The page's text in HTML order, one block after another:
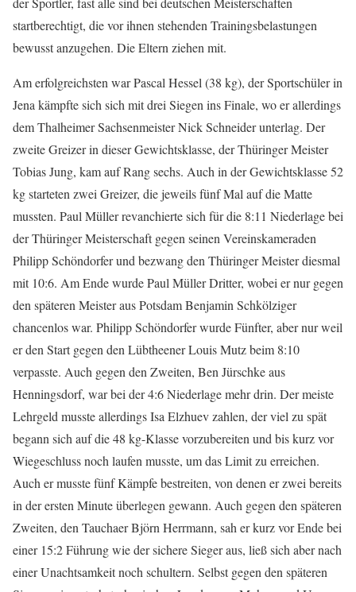
startberechtigt, die vor ihnen stehenden Trainingsbelastungen
bewusst anzugehen. Die Eltern ziehen mit.
Am erfolgreichsten war Pascal Hessel (38 kg), der Sportschüler in
Jena kämpfte sich sich mit drei Siegen ins Finale, wo er allerdings
dem Thalheimer Sachsenmeister Nick Schneider unterlag. Der
zweite Greizer in dieser Gewichtsklasse, der Thüringer Meister
Tobias Jung, kam auf Rang sechs. Auch in der Gewichtsklasse 52
kg starteten zwei Greizer, die jeweils fünf Mal auf die Matte
mussten. Paul Müller revanchierte sich für die 8:11 Niederlage bei
der Thüringer Meisterschaft gegen seinen Vereinskameraden
Philipp Schöndorfer und bezwang den Thüringer Meister diesmal
mit 10:6. Am Ende wurde Paul Müller Dritter, wobei er nur gegen
den späteren Meister aus Potsdam Benjamin Schkölziger
chancenlos war. Philipp Schöndorfer wurde Fünfter, aber nur weil
er den Start gegen den Lübtheener Louis Mutz beim 8:10
verpasste. Auch gegen den Zweiten, Ben Jürschke aus
Henningsdorf, war bei der 4:6 Niederlage mehr drin. Der meiste
Lehrgeld musste allerdings Isa Elzhuev zahlen, der viel zu spät
begann sich auf die 48 kg-Klasse vorzubereiten und bis kurz vor
Wiegeschluss noch laufen musste, um das Limit zu erreichen.
Auch er musste fünf Kämpfe bestreiten, von denen er zwei bereits
in der ersten Minute überlegen gewann. Auch gegen den späteren
Zweiten, den Tauchaer Björn Herrmann, sah er kurz vor Ende bei
einer 15:2 Führung wie der sichere Sieger aus, ließ sich aber nach
einer Unachtsamkeit noch schultern. Selbst gegen den späteren